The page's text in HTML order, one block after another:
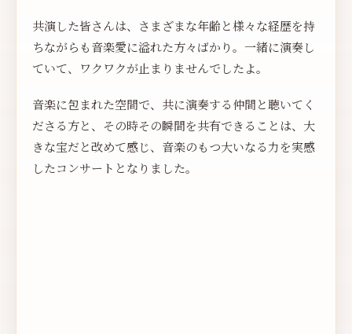
共演した皆さんは、さまざまな年齢と様々な経歴を持
ちながらも音楽愛に溢れた方々ばかり。一緒に演奏し
ていて、ワクワクが止まりませんでしたよ。
音楽に包まれた空間で、共に演奏する仲間と聴いてく
ださる方と、その時その瞬間を共有できることは、大
きな宝だと改めて感じ、音楽のもつ大いなる力を実感
したコンサートとなりました。